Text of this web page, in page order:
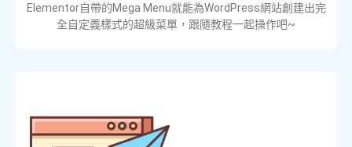
Elementor自帶的Mega Menu就能為WordPress網站創建出完
全自定義樣式的超級菜單，跟隨教程一起操作吧~